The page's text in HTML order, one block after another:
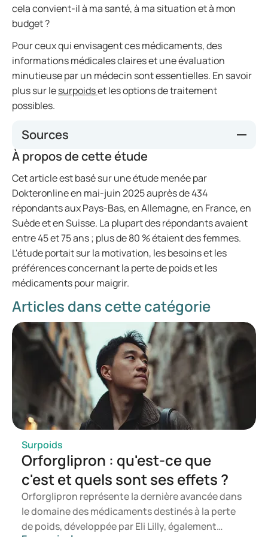
cela convient-il à ma santé, à ma situation et à mon
budget ?
Pour ceux qui envisagent ces médicaments, des
informations médicales claires et une évaluation
minutieuse par un médecin sont essentielles. En savoir
plus sur lesurpoidset les options de traitement
possibles.
Sources
Étude auprès du public cible de Dokteronline,
Résultats de l'enquête sur la perte de poids :
motivation, besoins et préférences, mai-juin 2025.
https://www.cbg-
meb.nl/onderwerpen/medicijninformatie-
soorten-medicijnen/afslankmedicijnen
https://www.farmacotherapeutischkompas.nl/bl
aderen/indicatieteksten/obesitas
https://richtlijnen.nhg.org/standaarden/obesitas
À propos de cette étude
Cet article est basé sur une étude menée par
Dokteronline en mai-juin 2025 auprès de 434
répondants aux Pays-Bas, en Allemagne, en France, en
Suède et en Suisse. La plupart des répondants avaient
entre 45 et 75 ans ; plus de 80 % étaient des femmes.
L'étude portait sur la motivation, les besoins et les
préférences concernant la perte de poids et les
médicaments pour maigrir.
Articles dans cette catégorie
Surpoids
Orforglipron : qu'est-ce que
c'est et quels sont ses effets ?
Orforglipron représente la dernière avancée dans
le domaine des médicaments destinés à la perte
de poids, développée par Eli Lilly, également